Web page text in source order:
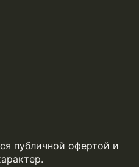
публичной офертой и